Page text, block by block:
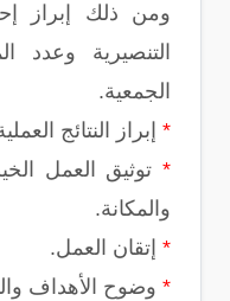
ومن ذلك إبراز
التنصيرية وعدد
الجمعية.
* إبراز النتائج
* توثيق العمل
والمكانة.
* إتقان العمل.
* وضوح الأهداف